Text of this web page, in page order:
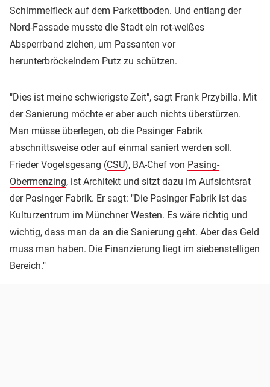
Schimmelfleck auf dem Parkettboden. Und entlang der
Nord-Fassade musste die Stadt ein rot-weißes
Absperrband ziehen, um Passanten vor
herunterbröckelndem Putz zu schützen.
"Dies ist meine schwierigste Zeit", sagt Frank Przybilla. Mit
der Sanierung möchte er aber auch nichts überstürzen.
Man müsse überlegen, ob die Pasinger Fabrik
abschnittsweise oder auf einmal saniert werden soll.
Frieder Vogelsgesang (CSU), BA-Chef von Pasing-
Obermenzing, ist Architekt und sitzt dazu im Aufsichtsrat
der Pasinger Fabrik. Er sagt: "Die Pasinger Fabrik ist das
Kulturzentrum im Münchner Westen. Es wäre richtig und
wichtig, dass man da an die Sanierung geht. Aber das Geld
muss man haben. Die Finanzierung liegt im siebenstelligen
Bereich."